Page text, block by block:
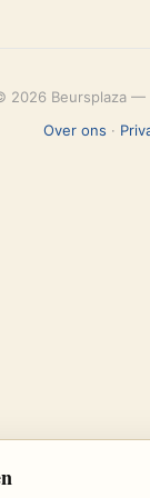
2026 Beursplaza —
Over ons ·